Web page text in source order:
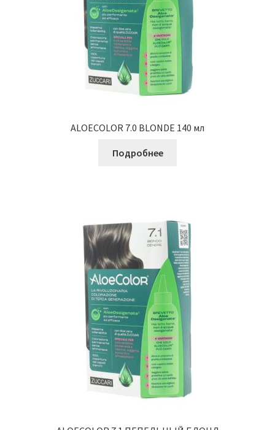
ALOECOLOR 7.0 BLONDE 140 мл
Подробнее